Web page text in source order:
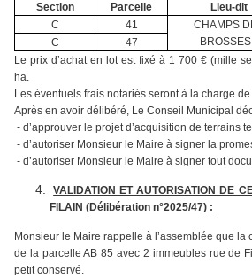
Section Parcelle Lieu-dit
C
41
CHAMPS
BROSSES
C
47
Le prix d’achat en lot est fixé à 1 700 € (mille
ha.
Les éventuels frais notariés seront à la charge
Après en avoir délibéré, Le Conseil Municipal
- d’approuver le projet d’acquisition de terrains
- d’autoriser Monsieur le Maire à signer la
- d’autoriser Monsieur le Maire à signer tout
VALIDATION ET AUTORISATION DE
FILAIN (Délibération n°2025/47) :
Monsieur le Maire rappelle à l’assemblée que la
de la parcelle AB 85 avec 2 immeubles rue de
petit conservé.